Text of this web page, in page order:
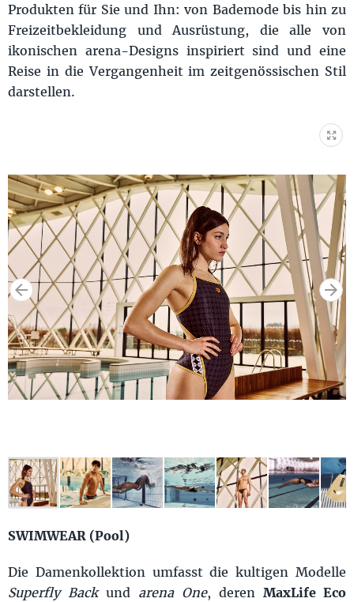
Produkten für Sie und Ihn: von Bademode bis hin zu
Freizeitbekleidung und Ausrüstung, die alle von
ikonischen arena-Designs inspiriert sind und eine
Reise in die Vergangenheit im zeitgenössischen Stil
darstellen.
SWIMWEAR (Pool)
Die Damenkollektion umfasst die kultigen Modelle
Superfly Backund arena One, deren MaxLife Eco